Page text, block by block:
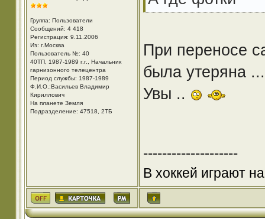
Группа: Пользователи
Сообщений: 4 418
Регистрация: 9.11.2006
Из: г.Москва
Пользователь №: 40
40ТП, 1987-1989 г.г., Начальник
гарнизонного телецентра
Период службы: 1987-1989
Ф.И.О.:Васильев Владимир
Кириллович
На планете Земля
Подразделение: 47518, 2ТБ
При переносе
была утеряна
Увы ..
--------------------
В хоккей играют